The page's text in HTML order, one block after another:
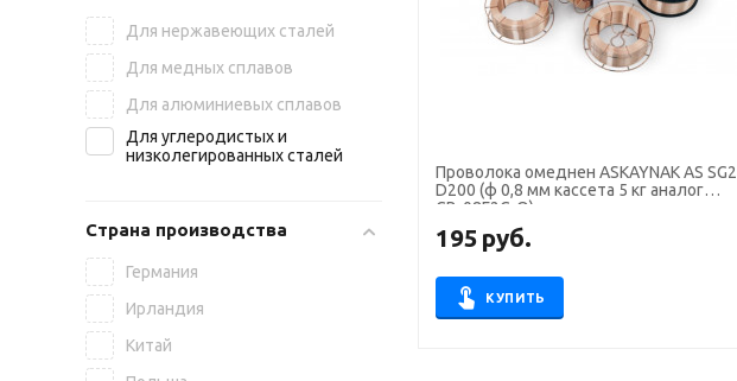
Проволока омеднен ASKAYNAK AS SG2
D200 (ф 0,8 мм кассета 5 кг аналог
СВ-08Г2С-О)
195 руб.
КУПИТЬ
Для нержавеющих сталей
Для медных сплавов
Для алюминиевых сплавов
Для углеродистых и
низколегированных сталей
Страна производства
Германия
Ирландия
Китай